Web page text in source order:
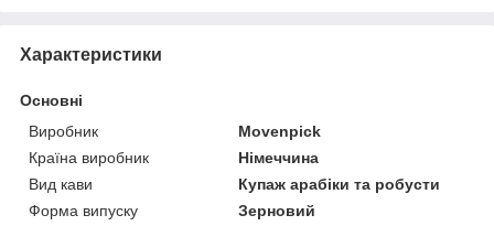
Характеристики
Основні
Виробник
Movenpick
Країна виробник
Німеччина
Вид кави
Купаж арабіки та робусти
Форма випуску
Зерновий